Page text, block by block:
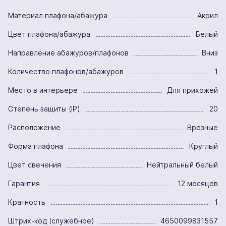
Материал плафона/абажура Акрил
Цвет плафона/абажура Белый
Направление абажуров/плафонов Вниз
Количество плафонов/абажуров 1
Место в интерьере Для прихожей
Степень защиты (IP) 20
Расположение Врезные
Форма плафона Круглый
Цвет свечения Нейтральный белый
Гарантия 12 месяцев
Кратность 1
Штрих-код (служебное) 4650099831557